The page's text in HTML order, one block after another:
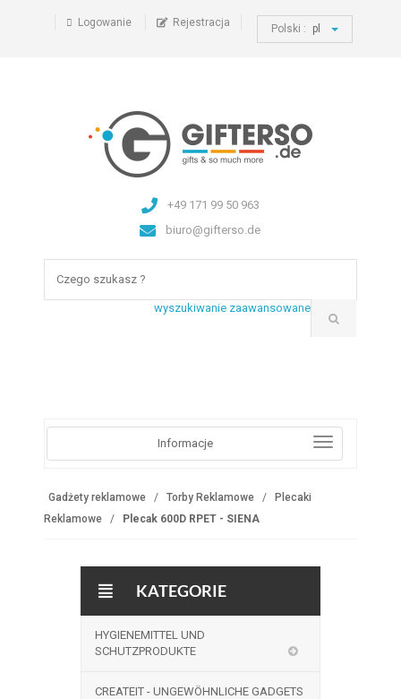
Logowanie Rejestracja Polski : pl
+49 171 99 50 963
biuro@gifterso.de
wyszukiwanie zaawansowane
Informacje
Gadżety reklamowe Torby Reklamowe
Plecaki
Reklamowe
Plecak 600D RPET - SIENA
KATEGORIE
HYGIENEMITTEL UND
SCHUTZPRODUKTE
CREATEIT - UNGEWÖHNLICHE GADGETS